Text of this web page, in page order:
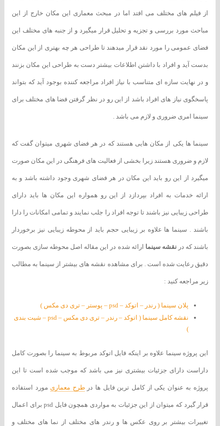
از فیلم های مختلف می افتد اما در مبحث معماری این مکان خارج از این
مباحث مورد بررسی و تجزیه و تحلیل قرار میگیرد و از جنبه های مختلف این
فضای عمومی را مورد نقد قرار میدهند تا طراحی هر چه بهتری از این مکان
بدست آید و افراد با داشتن اطلاعات بیشتر دست به طراحی این مکان بزنند
و در نهایت سازه ای متناسب با نیاز افراد مراجعه کننده بوجود آید که بتواند
پاسخگوی نیاز های افراد باشد از این رو در نظر گرفتن فضا های مختلف برای
سینما امری ضروری و لازم می باشد .
سینما ها یکی از مکان هایی هستند که در هر فضای شهری میتوان گفت که
لازم و ضروری هستند زیرا بخشی از فعالیت های فرهنگی در این مکان صورت
میگیرد از این رو باید این مکان در هر فضای شهری وجود داشته باشد و به
ارائه خدمات به افراد بپردازد از این رو همواره این مکان ها باید دارای
طراحی زیبایی نیز باشند تا توجه افراد را جلب نمایند و تمامی امکانات را دارا
باشند . سینما ها علاوه بر زیبایی حجم باید از محوطه زیبایی نیز برخوردار
باشند که در نقشه سینما ارائه شده در این مقاله اصل محوطه سازی بصورت
دقیق رعایت شده است . برای مشاهده نقشه های بیشتر از سینما به مطالب
زیر مراجعه کنید :
پلان سینما ( رندر – اتوکد – psd – پوستر – تری دی مکس )
نقشه کامل سینما ( اتوکد – رندر – تری دی مکس – psd – شیت بندی
)
این پروژه سینما علاوه بر اینکه فایل اتوکد مربوط به سینما را بصورت کامل
داراست دارای جزئیات بیشتری نیز می باشد که موجب شده است تا این
پروژه به عنوان یکی از کامل ترین فایل ها درطرح معماری مورد استفاده
قرار گیرد که میتوان از این جزئیات به مواردی همچون فایل psd برای اعمال
تغییرات بیشتر بر روی عکس ها و رندر های مختلف از نما های مختلف و